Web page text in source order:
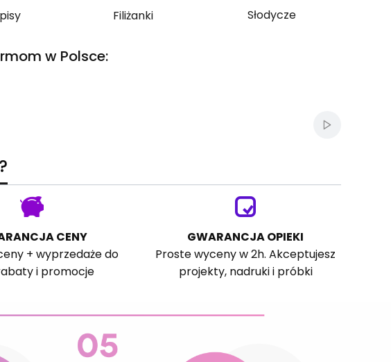
Filiżanki Słodycze
w Polsce:
Włącz
CENY
+ wyprzedaże do
i promocje
GWARANCJA OPIEKI
Proste wyceny w 2h. Akceptujesz
projekty, nadruki i próbki